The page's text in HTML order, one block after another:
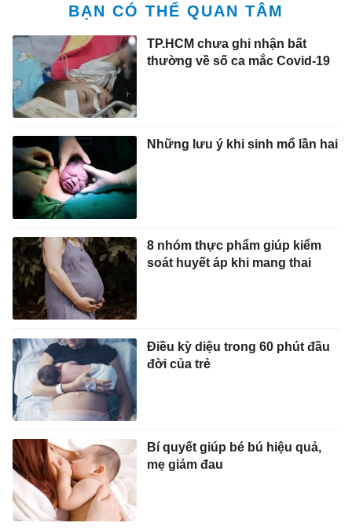
BẠN CÓ THỂ QUAN TÂM
TP.HCM chưa ghi nhận bất
thường về số ca mắc Covid-19
Những lưu ý khi sinh mổ lần hai
8 nhóm thực phẩm giúp kiểm
soát huyết áp khi mang thai
Điều kỳ diệu trong 60 phút đầu
đời của trẻ
Bí quyết giúp bé bú hiệu quả,
mẹ giảm đau